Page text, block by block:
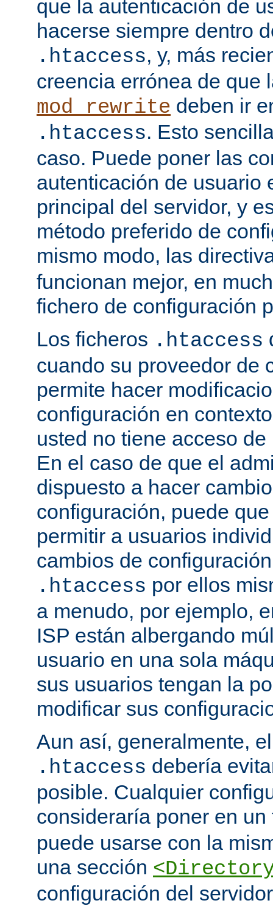
que la autenticación de
hacerse siempre dentro
.htaccess, y, más
creencia errónea de que
mod_rewrite deben ir
.htaccess. Esto
caso. Puede poner las
autenticación de usuario
principal del servidor, y
método preferido de
mismo modo, las
funcionan mejor, en
fichero de configuración
Los ficheros .htaccess
cuando su proveedor de
permite hacer
configuración en
usted no tiene acceso
En el caso de que el
dispuesto a hacer
configuración, puede
permitir a usuarios
cambios de
.htaccess por ellos
a menudo, por ejemplo,
ISP están albergando
usuario en una sola
sus usuarios tengan la
modificar sus
Aun así, generalmente,
.htaccess debería
posible. Cualquier
consideraría poner en
puede usarse con la
una sección
configuración del